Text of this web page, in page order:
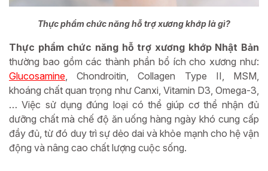
Thực phẩm chức năng hỗ trợ xương khớp là gì?
Thực phẩm chức năng hỗ trợ xương khớp Nhật Bản
thường bao gồm các thành phần bổ ích cho xương như:
Glucosamine , Chondroitin, Collagen Type II, MSM,
khoáng chất quan trọng như Canxi, Vitamin D3, Omega-3,
… Việc sử dụng đúng loại có thể giúp cơ thể nhận đủ
dưỡng chất mà chế độ ăn uống hàng ngày khó cung cấp
đầy đủ, từ đó duy trì sự dẻo dai và khỏe mạnh cho hệ vận
động và nâng cao chất lượng cuộc sống.